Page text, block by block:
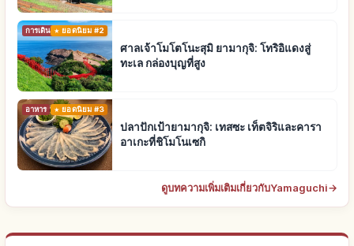
การเดินทางยอดนิยม #2
ศาลเจ้าโมโตโนะสุมิ ยามากุจิ: โทริอิแดงสู่
ทะเล กล่องบุญที่สูง
อาหาร ยอดนิยม #3
ปลาปักเป้ายามากุจิ: เทสซะ เท็ตจิริและคารา
อาเกะที่ชิโมโนเซกิ
ดูบทความเพิ่มเติมเกี่ยวกับYamaguchi→